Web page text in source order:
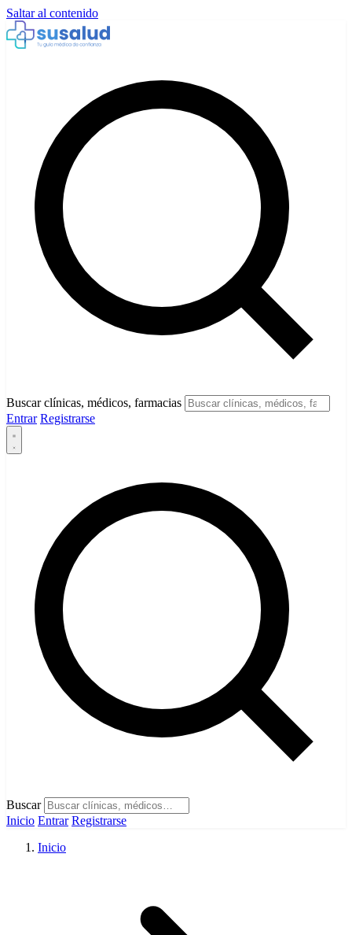
Saltar al contenido
Buscar clínicas, médicos, farmacias
Entrar Registrarse
Buscar
Inicio Entrar Registrarse
Inicio